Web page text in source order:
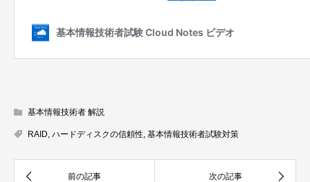
基本情報技術者 解説
RAID, ハードディスクの信頼性, 基本情報技術者試験対策